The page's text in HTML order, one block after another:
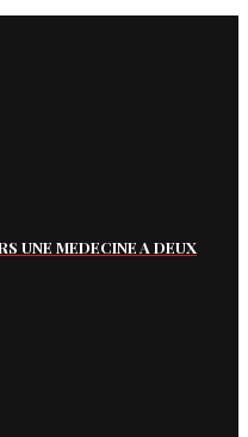
UNE MEDECINE A DEUX